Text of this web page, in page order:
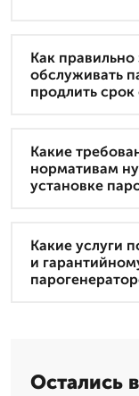
Как правильно
обслуживать
продлить
Какие
нормативам
установке
Какие услуги
и
Остались